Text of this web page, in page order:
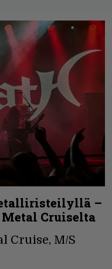
–
Cruiselta
Cruise, M/S